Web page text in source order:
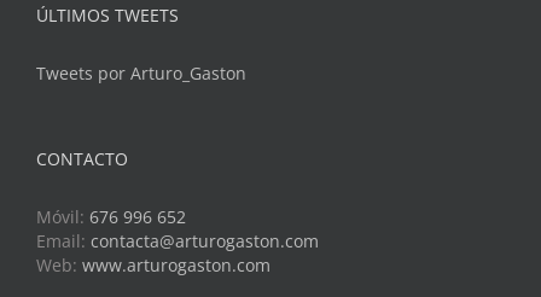
ÚLTIMOS TWEETS
Tweets por Arturo_Gaston
CONTACTO
Móvil: 676 996 652
Email: contacta@arturogaston.com
Web: www.arturogaston.com